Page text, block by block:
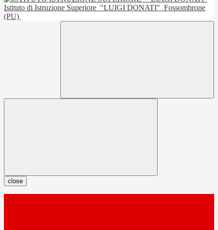
Istituto di Istruzione Superiore "LUIGI DONATI" Fossombrone
(PU)
close